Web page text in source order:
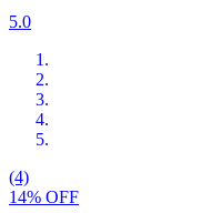
5.0
(4)
14% OFF